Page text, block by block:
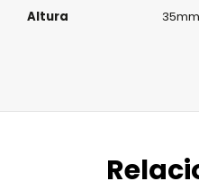
Altura 35mm